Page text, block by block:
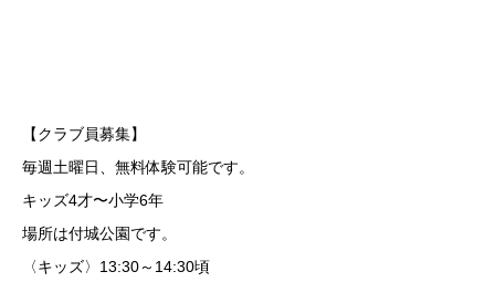
【クラブ員募集】
毎週土曜日、無料体験可能です。
キッズ4才〜小学6年
場所は付城公園です。
〈キッズ〉13:30～14:30頃